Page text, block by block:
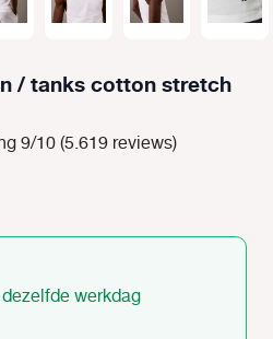
/ tanks cotton stretch
9/10 (5.619 reviews)
werkdag